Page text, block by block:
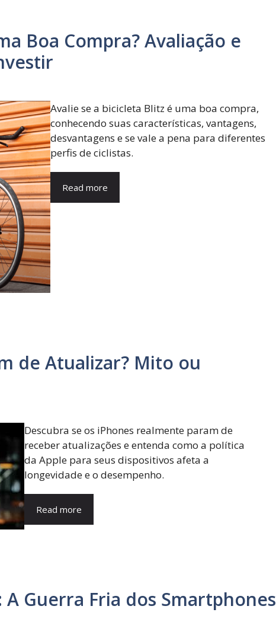
Boa Compra? Avaliação e
Avalie se a bicicleta Blitz é uma boa compra,
conhecendo suas características, vantagens,
desvantagens e se vale a pena para diferentes
perfis de ciclistas.
Read more
de Atualizar? Mito ou
Descubra se os iPhones realmente param de
receber atualizações e entenda como a política
da Apple para seus dispositivos afeta a
longevidade e o desempenho.
Read more
Guerra Fria dos Smartphones